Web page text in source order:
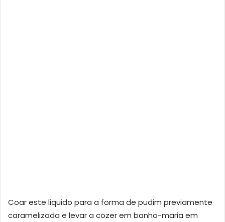
Coar este liquido para a forma de pudim previamente
caramelizada e levar a cozer em banho-maria em